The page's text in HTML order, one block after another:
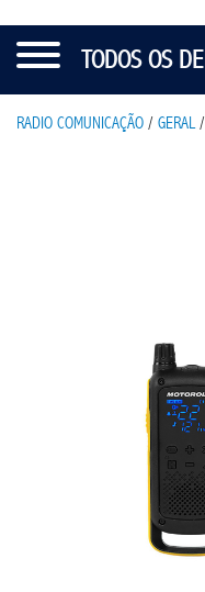
TODOS OS
RADIO COMUNICAÇÃO / GERAL/